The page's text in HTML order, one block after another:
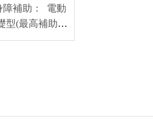
斤
補助： 電動
型(最高補助
) + 電動輪椅配
可加Line好